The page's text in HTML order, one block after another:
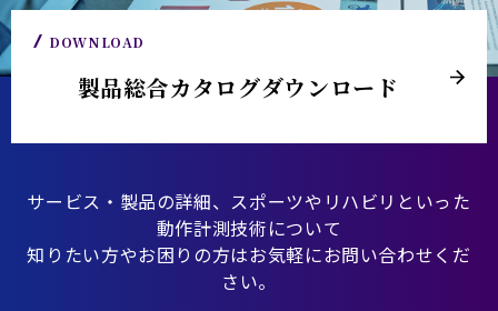
DOWNLOAD
製品総合カタログダウンロード
サービス・製品の詳細、スポーツやリハビリといった
動作計測技術について
知りたい方やお困りの方はお気軽にお問い合わせくだ
さい。